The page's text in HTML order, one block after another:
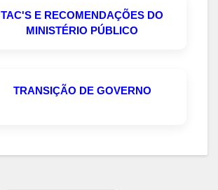
TAC'S E RECOMENDAÇÕES DO
MINISTÉRIO PÚBLICO
TRANSIÇÃO DE GOVERNO